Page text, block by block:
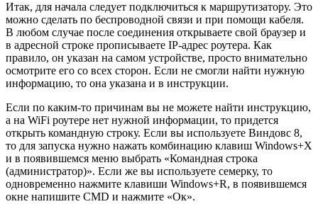
Итак, для начала следует подключиться к маршрутизатору. Это
можно сделать по беспроводной связи и при помощи кабеля.
В любом случае после соединения открываете свой браузер и
в адресной строке прописываете IP-адрес роутера. Как
правило, он указан на самом устройстве, просто внимательно
осмотрите его со всех сторон. Если не смогли найти нужную
информацию, то она указана и в инструкции.
Если по каким-то причинам вы не можете найти инструкцию,
а на WiFi роутере нет нужной информации, то придется
открыть командную строку. Если вы используете Виндовс 8,
то для запуска нужно нажать комбинацию клавиш Windows+X
и в появившемся меню выбрать «Командная строка
(администратор)». Если же вы используете семерку, то
одновременно нажмите клавиши Windows+R, в появившемся
окне напишите CMD и нажмите «Ок».